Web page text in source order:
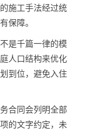
施工手法经过统
保障。
是千篇一律的模
人口结构来优化
到位，避免入住
合同会列明全部
的文字约定，未